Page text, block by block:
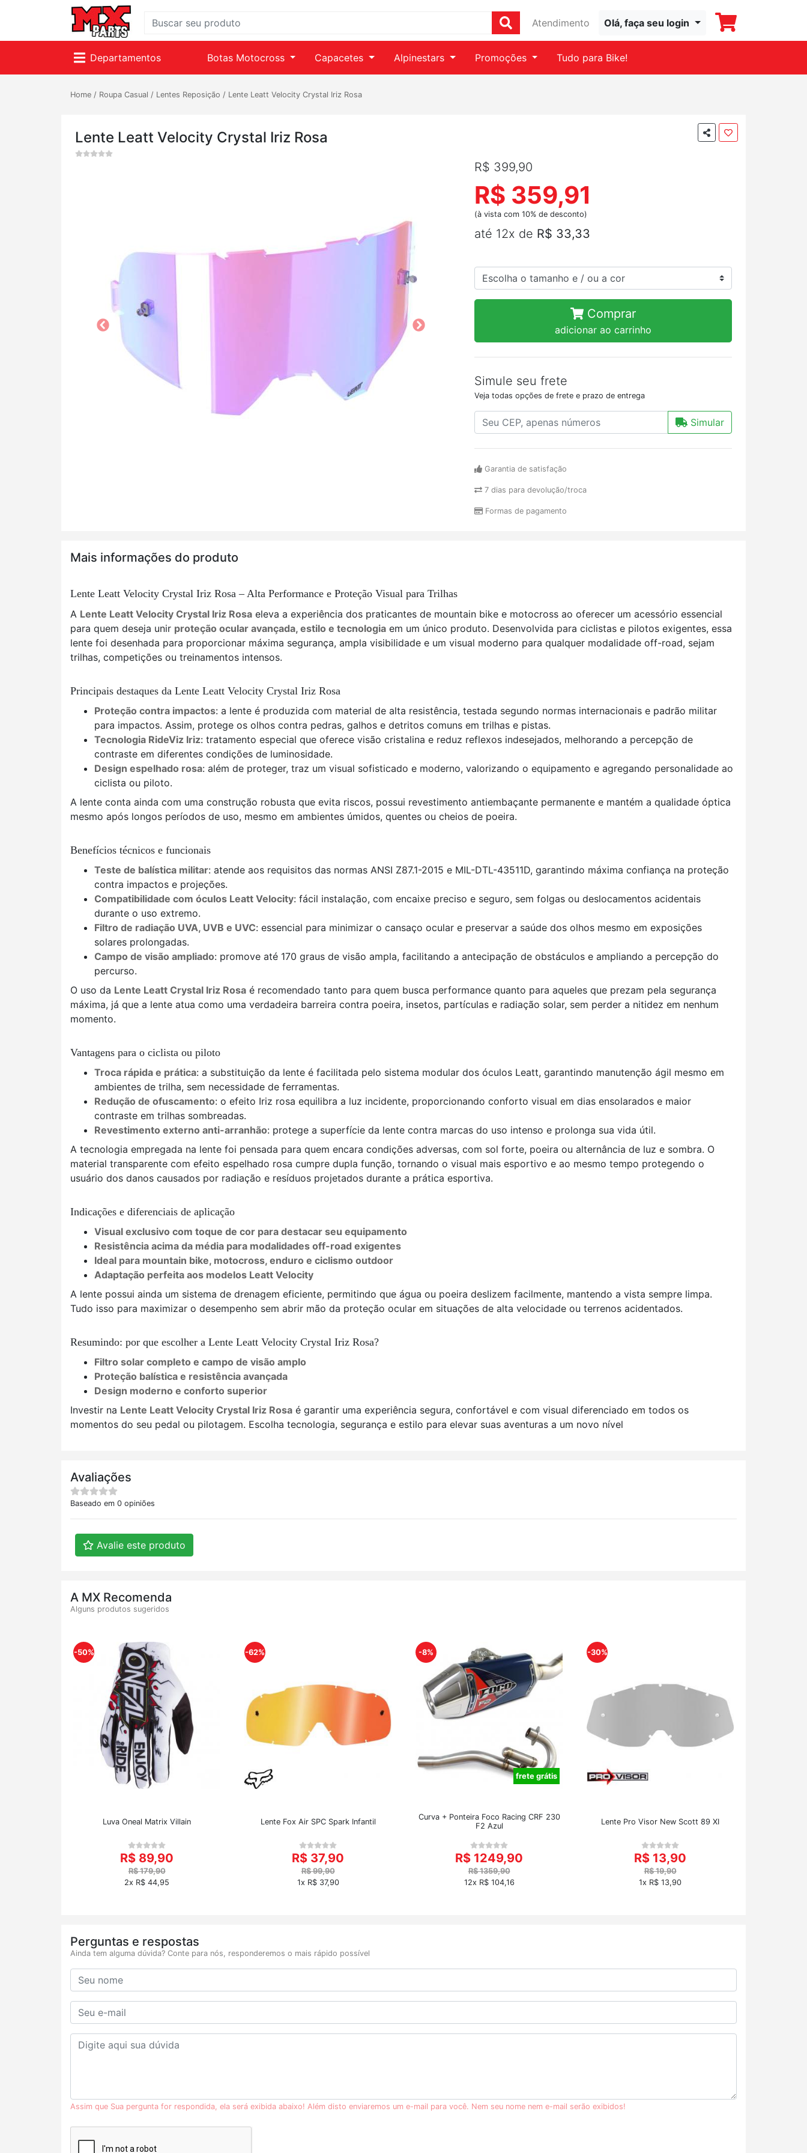
Atendimento Olá, faça seu login
Departamentos Botas Motocross Capacetes Alpinestars Promoções Tudo para Bike!
Home / Roupa Casual / Lentes Reposição / Lente Leatt Velocity Crystal Iriz Rosa
Lente Leatt Velocity Crystal Iriz Rosa
R$ 399,90
R$ 359,91
(à vista com 10% de desconto)
até 12x de R$ 33,33
Comprar
adicionar ao carrinho
Simule seu frete
Veja todas opções de frete e prazo de entrega
Simular
Garantia de satisfação
7 dias para devolução/troca
Formas de pagamento
Mais informações do produto
Lente Leatt Velocity Crystal Iriz Rosa – Alta Performance e Proteção Visual para Trilhas
A Lente Leatt Velocity Crystal Iriz Rosa eleva a experiência dos praticantes de mountain bike e motocross ao oferecer um acessório essencial
para quem deseja unir proteção ocular avançada, estilo e tecnologia em um único produto. Desenvolvida para ciclistas e pilotos exigentes, essa
lente foi desenhada para proporcionar máxima segurança, ampla visibilidade e um visual moderno para qualquer modalidade off-road, sejam
trilhas, competições ou treinamentos intensos.
Principais destaques da Lente Leatt Velocity Crystal Iriz Rosa
Proteção contra impactos: a lente é produzida com material de alta resistência, testada segundo normas internacionais e padrão militar
para impactos. Assim, protege os olhos contra pedras, galhos e detritos comuns em trilhas e pistas.
Tecnologia RideViz Iriz: tratamento especial que oferece visão cristalina e reduz reflexos indesejados, melhorando a percepção de
contraste em diferentes condições de luminosidade.
Design espelhado rosa: além de proteger, traz um visual sofisticado e moderno, valorizando o equipamento e agregando personalidade ao
ciclista ou piloto.
A lente conta ainda com uma construção robusta que evita riscos, possui revestimento antiembaçante permanente e mantém a qualidade óptica
mesmo após longos períodos de uso, mesmo em ambientes úmidos, quentes ou cheios de poeira.
Benefícios técnicos e funcionais
Teste de balística militar: atende aos requisitos das normas ANSI Z87.1-2015 e MIL-DTL-43511D, garantindo máxima confiança na proteção
contra impactos e projeções.
Compatibilidade com óculos Leatt Velocity: fácil instalação, com encaixe preciso e seguro, sem folgas ou deslocamentos acidentais
durante o uso extremo.
Filtro de radiação UVA, UVB e UVC: essencial para minimizar o cansaço ocular e preservar a saúde dos olhos mesmo em exposições
solares prolongadas.
Campo de visão ampliado: promove até 170 graus de visão ampla, facilitando a antecipação de obstáculos e ampliando a percepção do
percurso.
O uso da Lente Leatt Crystal Iriz Rosa é recomendado tanto para quem busca performance quanto para aqueles que prezam pela segurança
máxima, já que a lente atua como uma verdadeira barreira contra poeira, insetos, partículas e radiação solar, sem perder a nitidez em nenhum
momento.
Vantagens para o ciclista ou piloto
Troca rápida e prática: a substituição da lente é facilitada pelo sistema modular dos óculos Leatt, garantindo manutenção ágil mesmo em
ambientes de trilha, sem necessidade de ferramentas.
Redução de ofuscamento: o efeito Iriz rosa equilibra a luz incidente, proporcionando conforto visual em dias ensolarados e maior
contraste em trilhas sombreadas.
Revestimento externo anti-arranhão: protege a superfície da lente contra marcas do uso intenso e prolonga sua vida útil.
A tecnologia empregada na lente foi pensada para quem encara condições adversas, com sol forte, poeira ou alternância de luz e sombra. O
material transparente com efeito espelhado rosa cumpre dupla função, tornando o visual mais esportivo e ao mesmo tempo protegendo o
usuário dos danos causados por radiação e resíduos projetados durante a prática esportiva.
Indicações e diferenciais de aplicação
Visual exclusivo com toque de cor para destacar seu equipamento
Resistência acima da média para modalidades off-road exigentes
Ideal para mountain bike, motocross, enduro e ciclismo outdoor
Adaptação perfeita aos modelos Leatt Velocity
A lente possui ainda um sistema de drenagem eficiente, permitindo que água ou poeira deslizem facilmente, mantendo a vista sempre limpa.
Tudo isso para maximizar o desempenho sem abrir mão da proteção ocular em situações de alta velocidade ou terrenos acidentados.
Resumindo: por que escolher a Lente Leatt Velocity Crystal Iriz Rosa?
Filtro solar completo e campo de visão amplo
Proteção balística e resistência avançada
Design moderno e conforto superior
Investir na Lente Leatt Velocity Crystal Iriz Rosa é garantir uma experiência segura, confortável e com visual diferenciado em todos os
momentos do seu pedal ou pilotagem. Escolha tecnologia, segurança e estilo para elevar suas aventuras a um novo nível
Avaliações
Baseado em 0 opiniões
Avalie este produto
A MX Recomenda
Alguns produtos sugeridos
-50%
Luva Oneal Matrix Villain
R$ 89,90
R$ 179,90
2x R$ 44,95
-62%
Lente Fox Air SPC Spark Infantil
R$ 37,90
R$ 99,90
1x R$ 37,90
-8%
frete grátis
Curva + Ponteira Foco Racing CRF 230
F2 Azul
R$ 1249,90
R$ 1359,90
12x R$ 104,16
-30%
Lente Pro Visor New Scott 89 XI
R$ 13,90
R$ 19,90
1x R$ 13,90
Perguntas e respostas
Ainda tem alguma dúvida? Conte para nós, responderemos o mais rápido possível
Assim que Sua pergunta for respondida, ela será exibida abaixo! Além disto enviaremos um e-mail para você. Nem seu nome nem e-mail serão exibidos!